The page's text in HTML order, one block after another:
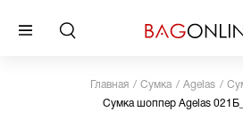
Главная Сумка Agelas
Сумка шоппер Agelas